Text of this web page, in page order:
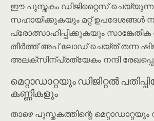
ഈ പുസ്തകം ഡിജിറ്റൈസ്
സഹായിക്കുകയും മറ്റ് ഉപദേശങ്ങൾ
പ്രോത്സാഹിപ്പിക്കുകയും
തീര്‍ത്ത് അപ് ലോഡ് ചെയ്ത് തന്ന
അലക്സിന്പ്രത്യേകം നന്ദി
മെറ്റാഡാറ്റയും ഡിജിറ്റൽ
കണ്ണികളും
താഴെ പുസ്തകത്തിന്റെ